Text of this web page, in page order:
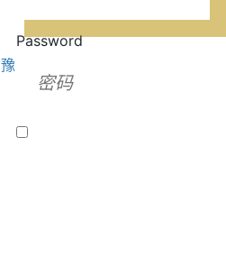
Password
豫ICP备2024099943号